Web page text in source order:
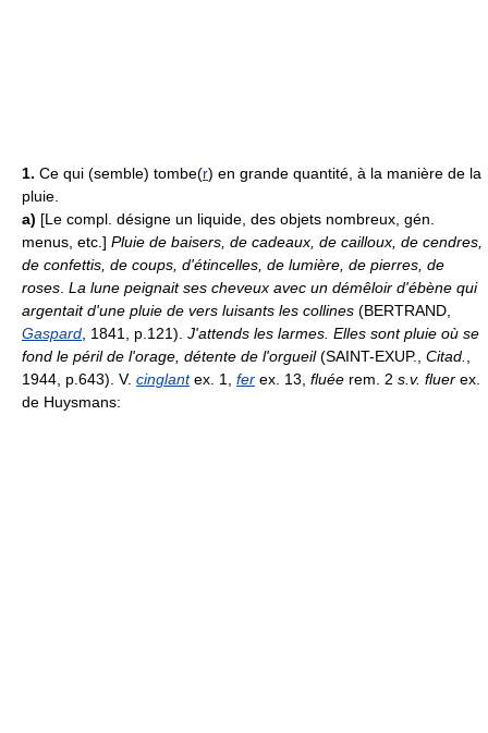
1. Ce qui (semble) tombe(r) en grande quantité, à la manière de la
pluie.
a) [Le compl. désigne un liquide, des objets nombreux, gén.
menus, etc.] Pluie de baisers, de cadeaux, de cailloux, de cendres,
de confettis, de coups, d'étincelles, de lumière, de pierres, de
roses. La lune peignait ses cheveux avec un démêloir d'ébène qui
argentait d'une pluie de vers luisants les collines (BERTRAND,
Gaspard, 1841, p.121). J'attends les larmes. Elles sont pluie où se
fond le péril de l'orage, détente de l'orgueil(SAINT-EXUP., Citad.,
1944, p.643). V. cinglantex. 1, fer ex. 13, fluée rem. 2 s.v. fluer ex.
de Huysmans: